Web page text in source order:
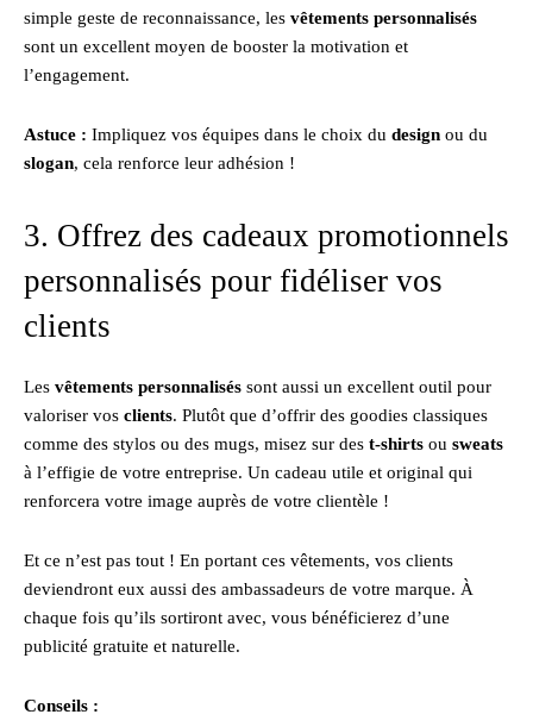
simple geste de reconnaissance, les vêtements personnalisés
sont un excellent moyen de booster la motivation et
l’engagement.
Astuce : Impliquez vos équipes dans le choix du design ou du
slogan, cela renforce leur adhésion !
3. Offrez des cadeaux promotionnels
personnalisés pour fidéliser vos
clients
Les vêtements personnalisés sont aussi un excellent outil pour
valoriser vos clients. Plutôt que d’offrir des goodies classiques
comme des stylos ou des mugs, misez sur des t-shirts ou sweats
à l’effigie de votre entreprise. Un cadeau utile et original qui
renforcera votre image auprès de votre clientèle !
Et ce n’est pas tout ! En portant ces vêtements, vos clients
deviendront eux aussi des ambassadeurs de votre marque. À
chaque fois qu’ils sortiront avec, vous bénéficierez d’une
publicité gratuite et naturelle.
Conseils :